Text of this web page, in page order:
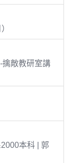
擒敵教研室講
本科 | 郭